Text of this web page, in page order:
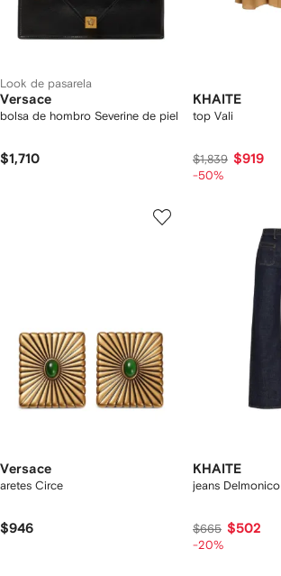
Look de pasarela
Versace
bolsa de hombro Severine de piel
$1,710
KHAITE
top Vali
$1,839 $919
-50%
Versace
aretes Circe
$946
KHAITE
jeans Delmonico
$665 $502
-20%